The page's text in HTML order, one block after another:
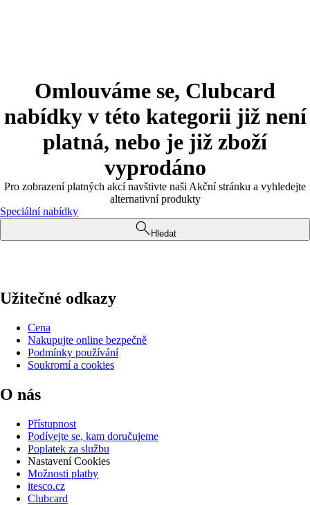
Omlouváme se, Clubcard
nabídky v této kategorii již není
platná, nebo je již zboží
vyprodáno
Pro zobrazení platných akcí navštivte naši Akční stránku a vyhledejte
alternativní produkty
Speciální nabídky
Hledat
Užitečné odkazy
Cena
Nakupujte online bezpečně
Podmínky používání
Soukromí a cookies
O nás
Přístupnost
Podívejte se, kam doručujeme
Poplatek za službu
Nastavení Cookies
Možnosti platby
itesco.cz
Clubcard